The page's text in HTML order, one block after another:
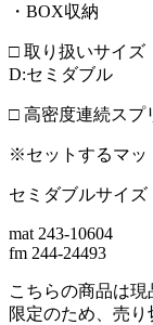
・BOX収納
□ 取り扱いサイズ
D:セミダブル
□ 高密度連続スプ
※セットするマッ
セミダブルサイズ
mat 243-10604
fm 244-24493
こちらの商品は
限定のため、売